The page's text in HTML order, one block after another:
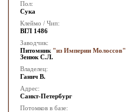
Пол:
Сука
Клеймо / Чип:
ВГЛ 1486
Заводчик:
Питомник "из Империи Молоссов"
Зенюк С.Л.
Владелец:
Ганич В.
Адрес:
Санкт-Петербург
Потомков в базе: